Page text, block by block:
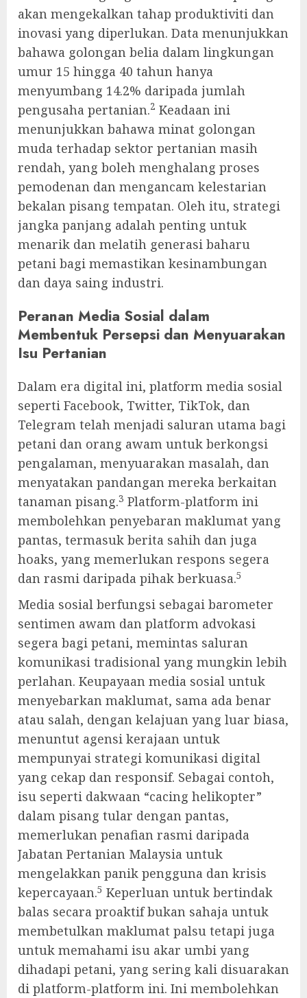
akan mengekalkan tahap produktiviti dan
inovasi yang diperlukan. Data menunjukkan
bahawa golongan belia dalam lingkungan
umur 15 hingga 40 tahun hanya
menyumbang 14.2% daripada jumlah
pengusaha pertanian.2 Keadaan ini
menunjukkan bahawa minat golongan
muda terhadap sektor pertanian masih
rendah, yang boleh menghalang proses
pemodenan dan mengancam kelestarian
bekalan pisang tempatan. Oleh itu, strategi
jangka panjang adalah penting untuk
menarik dan melatih generasi baharu
petani bagi memastikan kesinambungan
dan daya saing industri.
Peranan Media Sosial dalam
Membentuk Persepsi dan Menyuarakan
Isu Pertanian
Dalam era digital ini, platform media sosial
seperti Facebook, Twitter, TikTok, dan
Telegram telah menjadi saluran utama bagi
petani dan orang awam untuk berkongsi
pengalaman, menyuarakan masalah, dan
menyatakan pandangan mereka berkaitan
tanaman pisang.3 Platform-platform ini
membolehkan penyebaran maklumat yang
pantas, termasuk berita sahih dan juga
hoaks, yang memerlukan respons segera
dan rasmi daripada pihak berkuasa.5
Media sosial berfungsi sebagai barometer
sentimen awam dan platform advokasi
segera bagi petani, memintas saluran
komunikasi tradisional yang mungkin lebih
perlahan. Keupayaan media sosial untuk
menyebarkan maklumat, sama ada benar
atau salah, dengan kelajuan yang luar biasa,
menuntut agensi kerajaan untuk
mempunyai strategi komunikasi digital
yang cekap dan responsif. Sebagai contoh,
isu seperti dakwaan “cacing helikopter”
dalam pisang tular dengan pantas,
memerlukan penafian rasmi daripada
Jabatan Pertanian Malaysia untuk
mengelakkan panik pengguna dan krisis
kepercayaan.5 Keperluan untuk bertindak
balas secara proaktif bukan sahaja untuk
membetulkan maklumat palsu tetapi juga
untuk memahami isu akar umbi yang
dihadapi petani, yang sering kali disuarakan
di platform-platform ini. Ini membolehkan